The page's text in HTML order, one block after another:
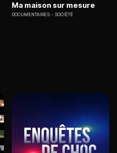
Ma maison sur mesure
DOCUMENTAIRES SOCIÉTÉ